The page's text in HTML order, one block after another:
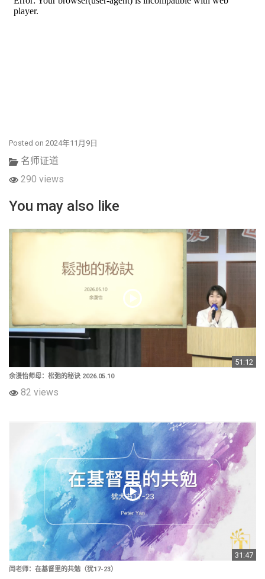
Posted on 2024年11月9日
名师证道
290 views
You may also like
51:12
余漫怡师母：松弛的秘诀 2026.05.10
82 views
31:47
闫老师：在基督里的共勉（犹17-23）